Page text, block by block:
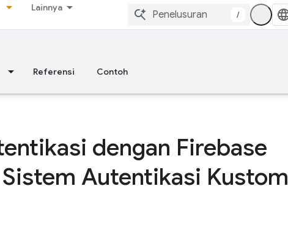
Lainnya
/
Referensi Contoh
dengan Firebase
Autentikasi Kustom